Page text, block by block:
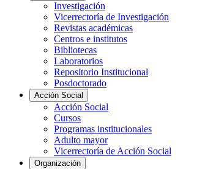
Investigación
Vicerrectoría de Investigación
Revistas académicas
Centros e institutos
Bibliotecas
Laboratorios
Repositorio Institucional
Posdoctorado
Acción Social
Acción Social
Cursos
Programas institucionales
Adulto mayor
Vicerrectoría de Acción Social
Organización